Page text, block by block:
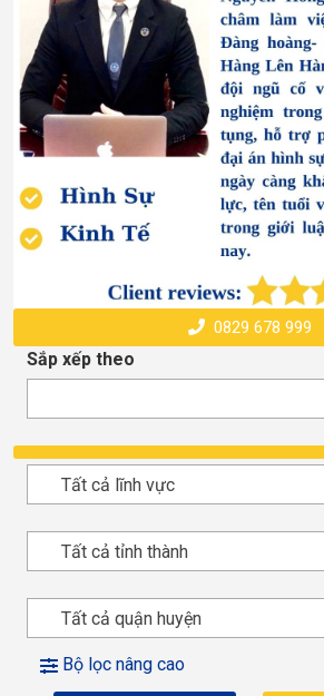
0829 678 999
Sắp xếp theo
Tất cả lĩnh vực
Tất cả tỉnh thành
Tất cả quận huyện
Bộ lọc nâng cao